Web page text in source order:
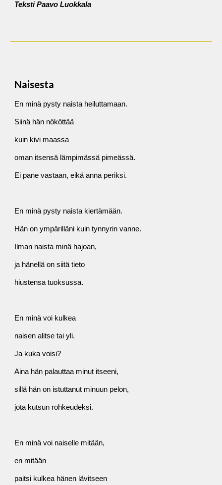
Teksti Paavo Luokkala
Naisesta
En minä pysty naista heiluttamaan.
Siinä hän nököttää
kuin kivi maassa
oman itsensä lämpimässä pimeässä.
Ei pane vastaan, eikä anna periksi.
En minä pysty naista kiertämään.
Hän on ympärilläni kuin tynnyrin vanne.
Ilman naista minä hajoan,
ja hänellä on siitä tieto
hiustensa tuoksussa.
En minä voi kulkea
naisen alitse tai yli.
Ja kuka voisi?
Aina hän palauttaa minut itseeni,
sillä hän on istuttanut minuun pelon,
jota kutsun rohkeudeksi.
En minä voi naiselle mitään,
en mitään
paitsi kulkea hänen lävitseen